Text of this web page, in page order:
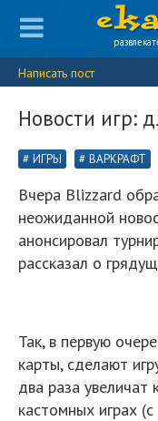
Написать пост
Новости игр:
ИГРЫ ВАРКРАФТ
Вчера Blizzard
неожиданной
анонсировал
рассказал о
Так, в первую
карты, сделают
два раза увеличат
кастомных играх